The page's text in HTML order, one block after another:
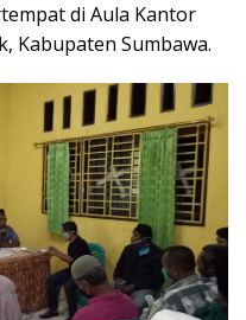
di Aula Kantor
Kabupaten Sumbawa.